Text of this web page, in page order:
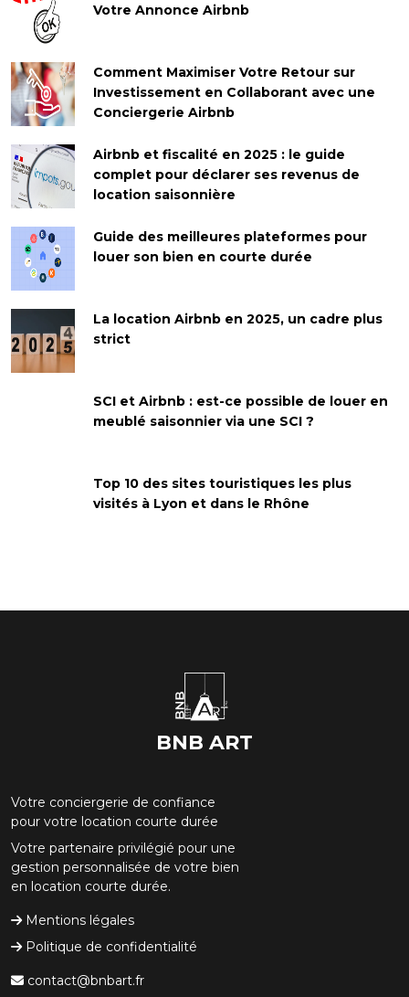
Votre Annonce Airbnb
Comment Maximiser Votre Retour sur
Investissement en Collaborant avec une
Conciergerie Airbnb
Airbnb et fiscalité en 2025 : le guide
complet pour déclarer ses revenus de
location saisonnière
Guide des meilleures plateformes pour
louer son bien en courte durée
La location Airbnb en 2025, un cadre plus
strict
SCI et Airbnb : est-ce possible de louer en
meublé saisonnier via une SCI ?
Top 10 des sites touristiques les plus
visités à Lyon et dans le Rhône
BNB ART
Votre conciergerie de confiance
pour votre location courte durée
Votre partenaire privilégié pour une
gestion personnalisée de votre bien
en location courte durée.
Mentions légales
Politique de confidentialité
contact@bnbart.fr